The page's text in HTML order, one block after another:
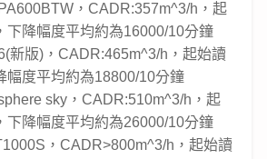
，CADR:357m^3/h，起
下降幅度平均約為16000/10分鐘
新版)，CADR:465m^3/h，起始讀
幅度平均約為18800/10分鐘
sky，CADR:510m^3/h，起
下降幅度平均約為26000/10分鐘
，CADR>800m^3/h，起始讀